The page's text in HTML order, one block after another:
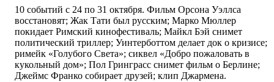
10 событий с 24 по 31 октября. Фильм Орсона Уэллса
восстановят; Жак Тати был русским; Марко Мюллер
покидает Римский кинофестиваль; Майкл Бэй снимет
политический триллер; Уинтерботтом делает док о кризисе;
римейк «Голубого Света»; сиквел «Добро пожаловать в
кукольный дом»; Пол Гринграсс снимет фильм о Берлине;
Джеймс Франко собирает друзей; клип Джармена.